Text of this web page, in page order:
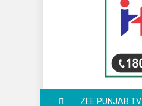
ZEE PUNJAB TV